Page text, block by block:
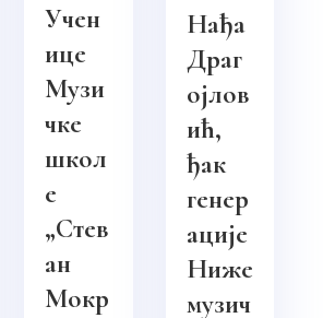
Учен
ице
Музи
чке
школ
е
„Стев
ан
Мокр
Нађа
Драг
ојлов
ић,
ђак
генер
ације
Ниже
музич